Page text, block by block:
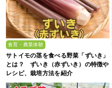
食育・農業体験
サトイモの茎を食べる野菜「ずいき」
とは？ ずいき（赤ずいき）の特徴や
レシピ、栽培方法を紹介